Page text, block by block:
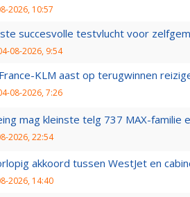
2026, 10:57
succesvolle testvlucht voor
08-2026, 9:54
KLM aast op terugwinnen
08-2026, 7:26
mag kleinste telg 737 MAX-familie
2026, 22:54
akkoord tussen WestJet en
2026, 14:40